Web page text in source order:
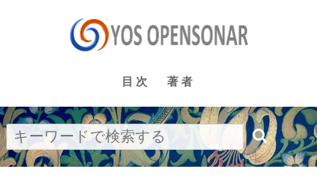
目次 著者